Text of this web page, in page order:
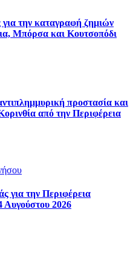
για την καταγραφή ζημιών
Μπόρσα και Κουτσοπόδι
προστασία και
από την Περιφέρεια
για την Περιφέρεια
Αυγούστου 2026